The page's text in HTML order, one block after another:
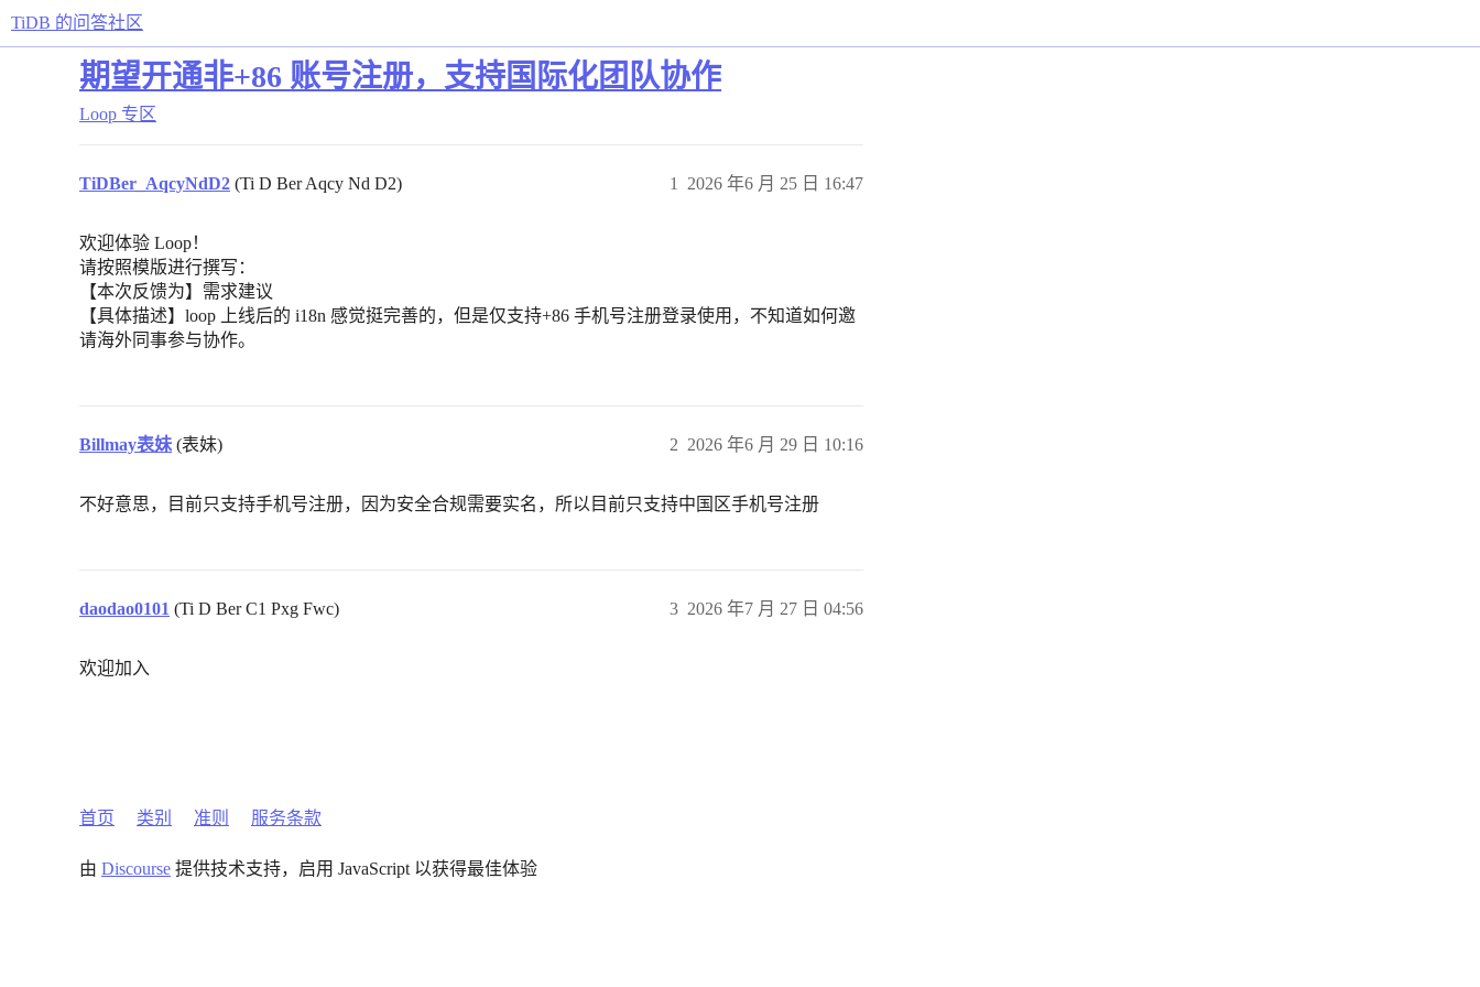
TiDB 的问答社区
期望开通非+86 账号注册，支持国际化团队协作
Loop 专区
TiDBer_AqcyNdD2 (Ti D Ber Aqcy Nd D2) 2026 年6 月 25 日 16:47
1
欢迎体验 Loop！
请按照模版进行撰写：
【本次反馈为】需求建议
【具体描述】loop 上线后的 i18n 感觉挺完善的，但是仅支持+86 手机号注册登录使用，不知道如何邀
请海外同事参与协作。
Billmay表妹 (表妹) 2026 年6 月 29 日 10:16
2
不好意思，目前只支持手机号注册，因为安全合规需要实名，所以目前只支持中国区手机号注册
daodao0101 (Ti D Ber C1 Pxg Fwc) 2026 年7 月 27 日 04:56
3
欢迎加入
首页 类别 准则 服务条款
由 Discourse 提供技术支持，启用 JavaScript 以获得最佳体验